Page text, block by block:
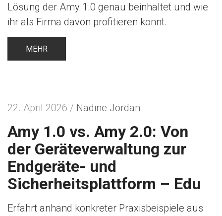
Lösung der Amy 1.0 genau beinhaltet und wie
ihr als Firma davon profitieren könnt.
MEHR
22. April 2026 / Nadine Jordan
Amy 1.0 vs. Amy 2.0: Von
der Geräteverwaltung zur
Endgeräte- und
Sicherheitsplattform – Edu
Erfahrt anhand konkreter Praxisbeispiele aus